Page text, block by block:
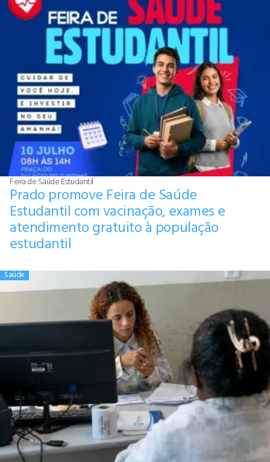
Feira de Saúde Estudantil
Prado promove Feira de Saúde
Estudantil com vacinação, exames e
atendimento gratuito à população
estudantil
Saúde